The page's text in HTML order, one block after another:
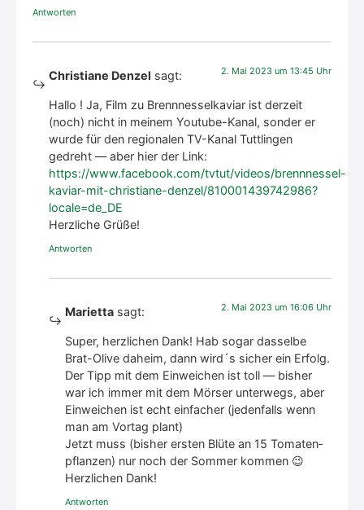
Antworten
Christiane Denzel sagt: 2. Mai 2023 um 13:45 Uhr
Hal­lo ! Ja, Film zu Brenn­nes­sel­ka­vi­ar ist der­zeit
(noch) nicht in mei­nem You­tube-Kanal, son­der er
wur­de für den regio­na­len TV-Kanal Tutt­lin­gen
gedreht — aber hier der Link:
https://www.facebook.com/tvtut/videos/brennnessel-
kaviar-mit-christiane-denzel/810001439742986?
locale=de_DE
Herz­li­che Grü­ße!
Antworten
Marietta sagt: 2. Mai 2023 um 16:06 Uhr
Super, herz­li­chen Dank! Hab sogar das­sel­be
Brat-Oli­ve daheim, dann wird´s sicher ein Erfolg.
Der Tipp mit dem Ein­wei­chen ist toll — bis­her
war ich immer mit dem Mör­ser unter­wegs, aber
Ein­wei­chen ist echt ein­fa­cher (jeden­falls wenn
man am Vor­tag plant)
Jetzt muss (bis­her ers­ten Blü­te an 15 Toma­ten­
pflan­zen) nur noch der Som­mer kom­men 😉
Herz­li­chen Dank!
Antworten